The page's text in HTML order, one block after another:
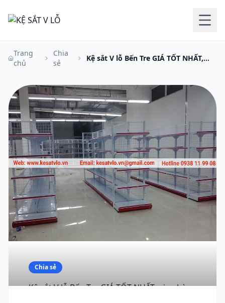
Trang
chủ
Chia
sẻ
Kệ sắt V lỗ Bến Tre GIÁ TỐT NHẤT,
Chia sẻ
Kệ sắt V lỗ Bến Tre GIÁ TỐT NHẤT, giao hàng